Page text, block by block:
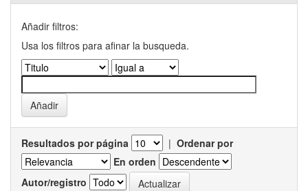
Añadir filtros:
Usa los filtros para afinar la busqueda.
Resultados por página | Ordenar por
En orden
Autor/registro